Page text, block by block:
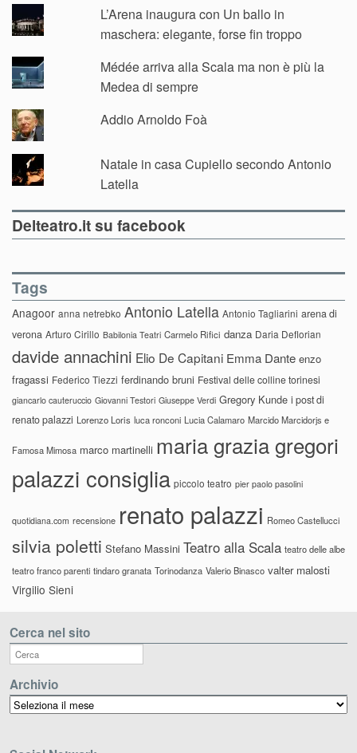
L’Arena inaugura con Un ballo in
maschera: elegante, forse fin troppo
Médée arriva alla Scala ma non è più la
Medea di sempre
Addio Arnoldo Foà
Natale in casa Cupiello secondo Antonio
Latella
Delteatro.it su facebook
Tags
Anagoor anna netrebko Antonio Latella Antonio Tagliarini arena di
verona Arturo Cirillo Babilonia Teatri Carmelo Rifici danza Daria Deflorian
davide annachini Elio De Capitani Emma Dante enzo
fragassi Federico Tiezzi ferdinando bruni Festival delle colline torinesi
giancarlo cauteruccio Giovanni Testori Giuseppe Verdi Gregory Kunde i post di
renato palazzi Lorenzo Loris luca ronconi Lucia Calamaro Marcido Marcidorjs e
Famosa Mimosa marco martinelli maria grazia gregori
palazzi consiglia piccolo teatro pier paolo pasolini
quotidiana.com recensione renato palazzi Romeo Castellucci
silvia poletti Stefano Massini Teatro alla Scala teatro delle albe
teatro franco parenti tindaro granata Torinodanza Valerio Binasco valter malosti
Virgilio Sieni
Cerca nel sito
Archivio
Archivio